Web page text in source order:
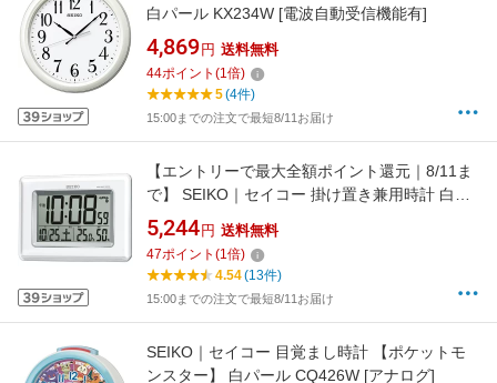
白パール KX234W [電波自動受信機能有]
4,869 円 送料無料
44ポイント (1倍)
5(4件)
15:00までの注文で最短8/11お届け
【エントリーで最大全額ポイント還元｜8/11ま
で】 SEIKO｜セイコー 掛け置き兼用時計 白パ
ール SQ424W [電波自動受信機能有][SQ424W]
5,244 円 送料無料
47ポイント (1倍)
4.54(13件)
15:00までの注文で最短8/11お届け
SEIKO｜セイコー 目覚まし時計 【ポケットモ
ンスター】 白パール CQ426W [アナログ]